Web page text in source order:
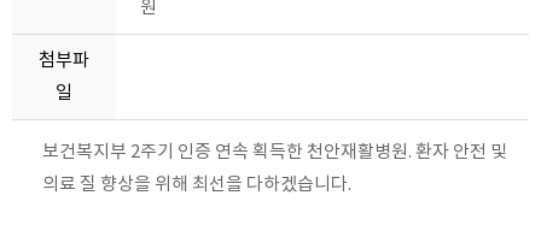
원
첨부파
일
보건복지부 2주기 인증 연속 획득한 천안재활병원. 환자 안전 및
의료 질 향상을 위해 최선을 다하겠습니다.